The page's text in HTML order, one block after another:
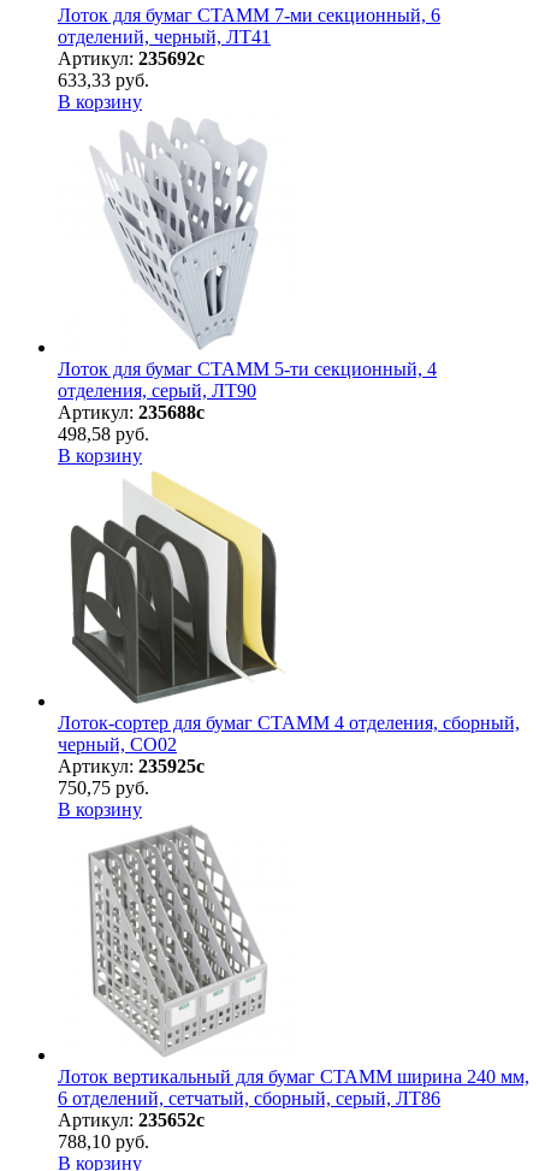
Лоток для бумаг СТАММ 7-ми секционный, 6
отделений, черный, ЛТ41
Артикул: 235692с
633,33 руб.
В корзину
Лоток для бумаг СТАММ 5-ти секционный, 4
отделения, серый, ЛТ90
Артикул: 235688с
498,58 руб.
В корзину
Лоток-сортер для бумаг СТАММ 4 отделения, сборный,
черный, СО02
Артикул: 235925с
750,75 руб.
В корзину
Лоток вертикальный для бумаг СТАММ ширина 240 мм,
6 отделений, сетчатый, сборный, серый, ЛТ86
Артикул: 235652с
788,10 руб.
В корзину